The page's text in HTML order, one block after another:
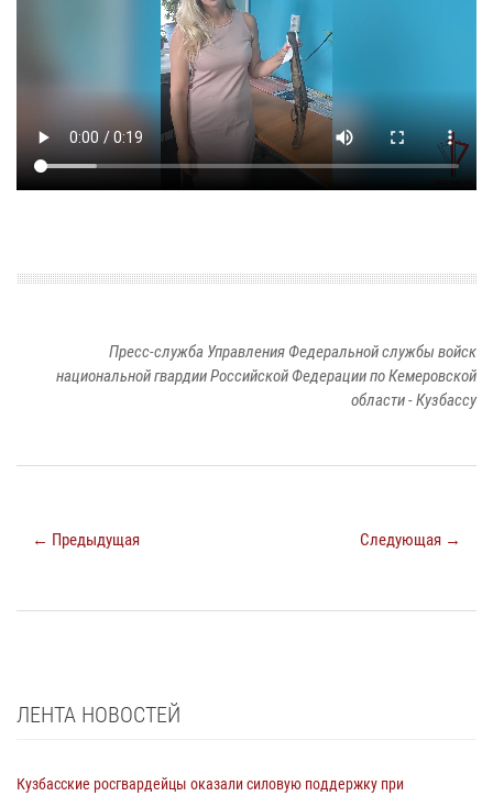
Пресс-служба Управления Федеральной службы войск
национальной гвардии Российской Федерации по Кемеровской
области - Кузбассу
← Предыдущая Следующая →
ЛЕНТА НОВОСТЕЙ
Кузбасские росгвардейцы оказали силовую поддержку при